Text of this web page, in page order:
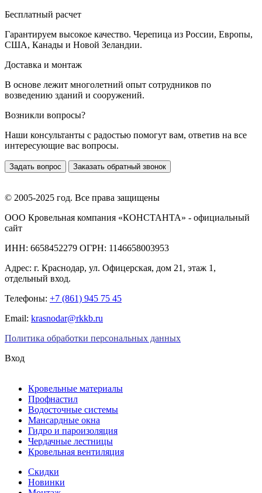
Бесплатный расчет
Гарантируем высокое качество. Черепица из России, Европы,
США, Канады и Новой Зеландии.
Доставка и монтаж
В основе лежит многолетний опыт сотрудников по
возведению зданий и сооружений.
Возникли вопросы?
Наши консультанты с радостью помогут вам, ответив на все
интересующие вас вопросы.
Задать вопрос Заказать обратный звонок
© 2005-2025 год. Все права защищены
ООО Кровельная компания «КОНСТАНТА» - официальный
сайт
ИНН: 6658452279 ОГРН: 1146658003953
Адрес: г. Краснодар, ул. Офицерская, дом 21, этаж 1,
отдельный вход.
Телефоны: +7 (861) 945 75 45
Email: krasnodar@rkkb.ru
Политика обработки персональных данных
Вход
Кровельные материалы
Профнастил
Водосточные системы
Мансардные окна
Гидро и пароизоляция
Чердачные лестницы
Кровельная вентиляция
Скидки
Новинки